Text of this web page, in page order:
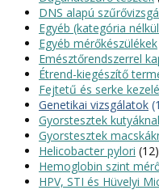
DNS alapú
Egyéb (kategória
Egyéb mérőkészülékek
Emésztőrendszerrel
Étrend-kiegészítő
Fejtetű és serke
Genetikai vizsgálatok
Gyorstesztek
Gyorstesztek
Helicobacter pylori (12)
Hemoglobin szint
HPV, STI és Hüvelyi